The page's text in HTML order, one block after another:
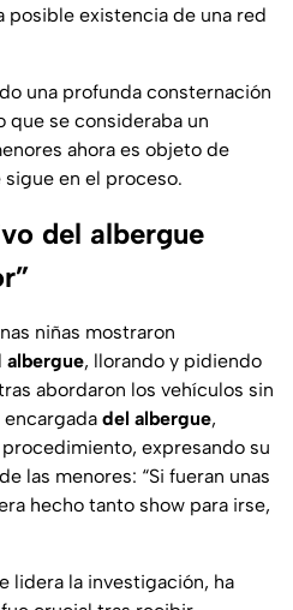
posible existencia de una red
una profunda consternación
que se consideraba un
ahora es objeto de
en el proceso.
del albergue
niñas mostraron
albergue, llorando y pidiendo
abordaron los vehículos sin
del albergue,
expresando su
las menores: “Si fueran unas
hecho tanto show para irse,
lidera la investigación, ha